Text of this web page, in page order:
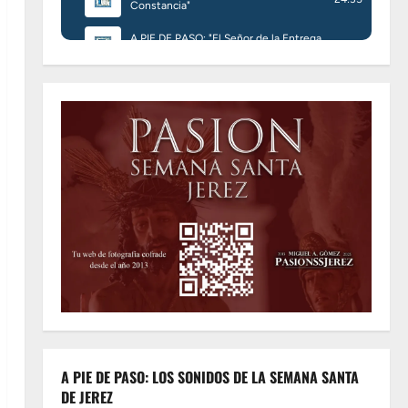
A PIE DE PASO: LOS SONIDOS DE LA SEMANA SANTA
DE JEREZ